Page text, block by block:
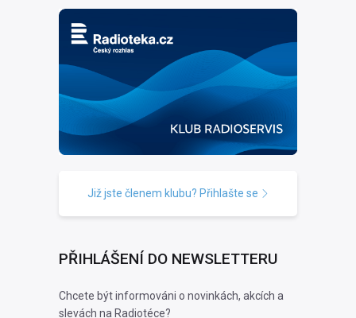
Již jste členem klubu? Přihlašte se
PŘIHLÁŠENÍ DO NEWSLETTERU
Chcete být informováni o novinkách, akcích a
slevách na Radiotéce?